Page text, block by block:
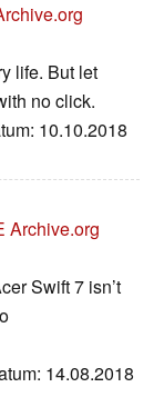
life. But let
no click.
10.10.2018
Archive.org
Swift 7 isn’t
14.08.2018